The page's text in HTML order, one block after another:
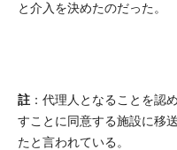
と介入を決めたのだった。
註 ：代理人となることを認
すことに同意する施設に移
たと言われている。